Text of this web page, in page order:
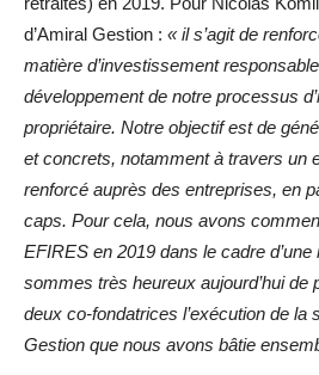
d’Amiral Gestion : « il s’agit de
matière d’investissement
développement de notre processus
propriétaire. Notre objectif est de
et concrets, notamment à travers un
renforcé auprès des entreprises, en
caps. Pour cela, nous avons
EFIRES en 2019 dans le cadre
sommes très heureux aujourd’hui de
deux co-fondatrices l’exécution de la
Gestion que nous avons bâtie